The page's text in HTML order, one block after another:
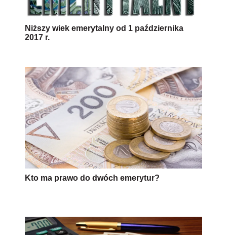
Niższy wiek emerytalny od 1 października
2017 r.
Kto ma prawo do dwóch emerytur?